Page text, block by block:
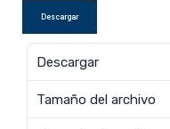
Descargar
Descargar
Tamaño del archivo